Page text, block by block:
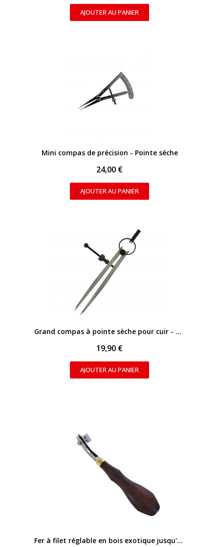
AJOUTER AU PANIER
APERÇU RAPIDE
Mini compas de précision - Pointe sèche
24,00 €
AJOUTER AU PANIER
APERÇU RAPIDE Grand compas à pointe sèche pour cuir - Tracé précis
19,90 €
AJOUTER AU PANIER
APERÇU RAPIDE Fer à filet réglable en bois exotique jusqu'à 0.5mm